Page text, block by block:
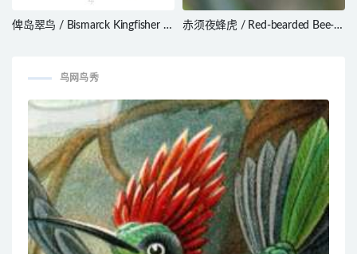
俾岛翠鸟 / Bismarck Kingfisher /
赤须夜蜂虎 / Red-bearded Bee-
鸟网鸟秀